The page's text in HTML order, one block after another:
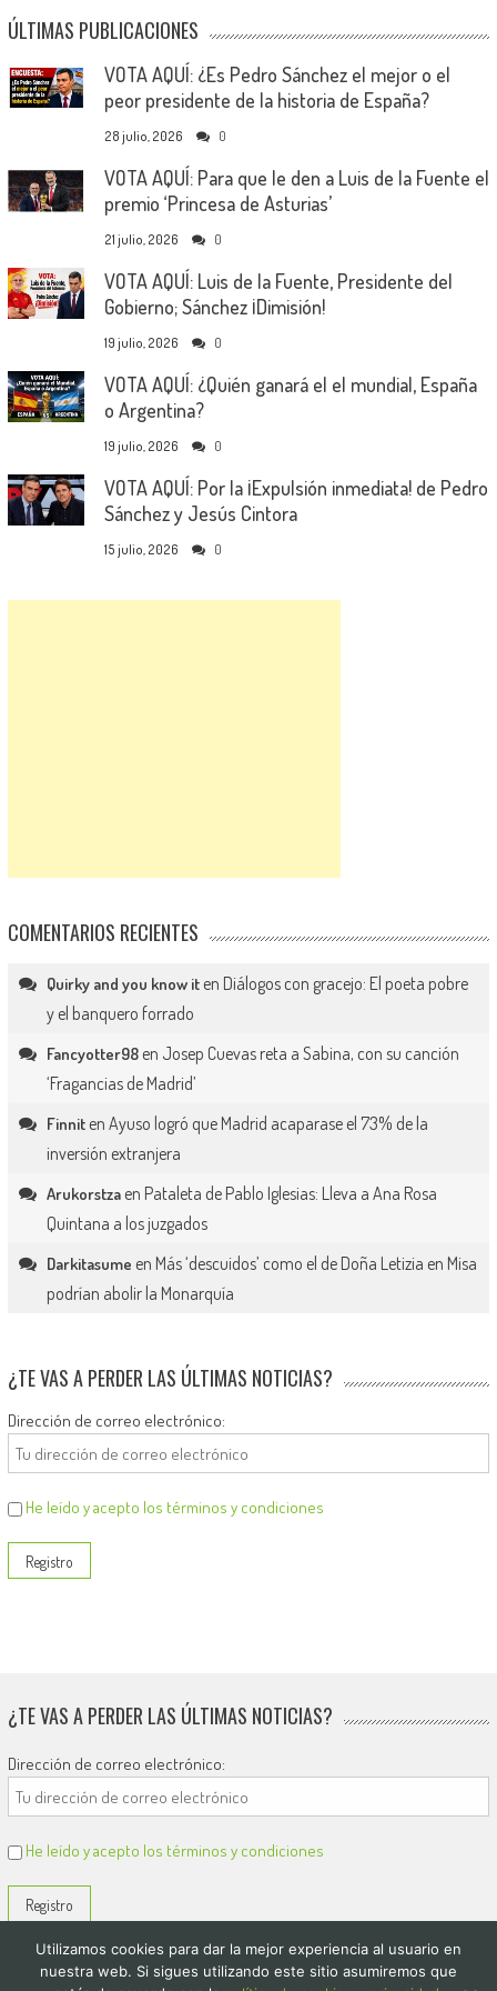
ÚLTIMAS PUBLICACIONES
VOTA AQUÍ: ¿Es Pedro Sánchez el mejor o el
peor presidente de la historia de España?
28 julio, 2026 0
VOTA AQUÍ: Para que le den a Luis de la Fuente el
premio ‘Princesa de Asturias’
21 julio, 2026 0
VOTA AQUÍ: Luis de la Fuente, Presidente del
Gobierno; Sánchez ¡Dimisión!
19 julio, 2026 0
VOTA AQUÍ: ¿Quién ganará el el mundial, España
o Argentina?
19 julio, 2026 0
VOTA AQUÍ: Por la ¡Expulsión inmediata! de Pedro
Sánchez y Jesús Cintora
15 julio, 2026 0
COMENTARIOS RECIENTES
Quirky and you know iten Diálogos con gracejo: El poeta pobre
y el banquero forrado
Fancyotter98en Josep Cuevas reta a Sabina, con su canción
‘Fragancias de Madrid’
Finniten Ayuso logró que Madrid acaparase el 73% de la
inversión extranjera
Arukorstzaen Pataleta de Pablo Iglesias: Lleva a Ana Rosa
Quintana a los juzgados
Darkitasume en Más ‘descuidos’ como el de Doña Letizia en Misa
podrían abolir la Monarquía
¿TE VAS A PERDER LAS ÚLTIMAS NOTICIAS?
Dirección de correo electrónico:
He leído y acepto los términos y condiciones
¿TE VAS A PERDER LAS ÚLTIMAS NOTICIAS?
Dirección de correo electrónico:
He leído y acepto los términos y condiciones
Utilizamos cookies para dar la mejor experiencia al usuario en
nuestra web. Si sigues utilizando este sitio asumiremos que